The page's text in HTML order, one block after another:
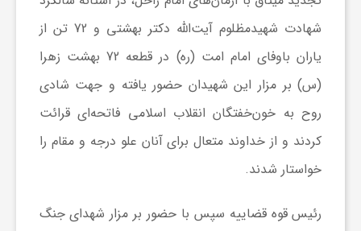
شهادت شهیدمظلوم آیت‌الله دکتر بهشتی و 72 تن از
یاران باوفای امام امت (ره) در قطعه 72 بهشت زهرا
(س) بر مزار این شهیدان حضور یافته و جهت شادی
روح به خون‌خفتگان انقلاب اسلامی فاتحه‌ای قرائت
کردند و از خداوند متعال برای آنان علو درجه و مقام را
خواستار شدند.
رئیس قوه قضاییه سپس با حضور بر مزار شهدای جنگ